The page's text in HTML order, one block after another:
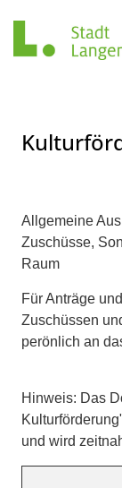
Allgemeine
Zuschüsse,
Raum
Für Anträge
Zuschüssen
perönlich an
Hinweis: Das
und wird